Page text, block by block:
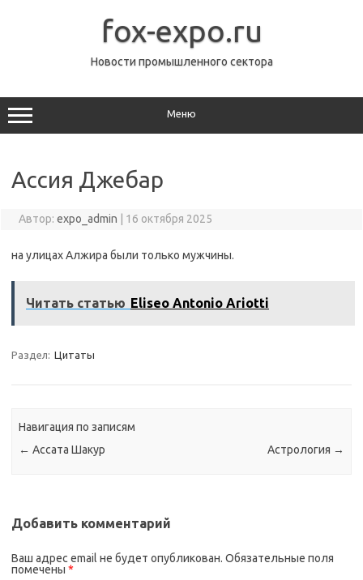
fox-expo.ru
Новости промышленного сектора
Меню
Ассия Джебар
Автор: expo_admin 16 октября 2025
на улицах Алжира были только мужчины.
Читать статью Eliseo Antonio Ariotti
Раздел: Цитаты
Навигация по записям
← Ассата Шакур Астрология →
Добавить комментарий
Ваш адрес email не будет опубликован. Обязательные поля
помечены *